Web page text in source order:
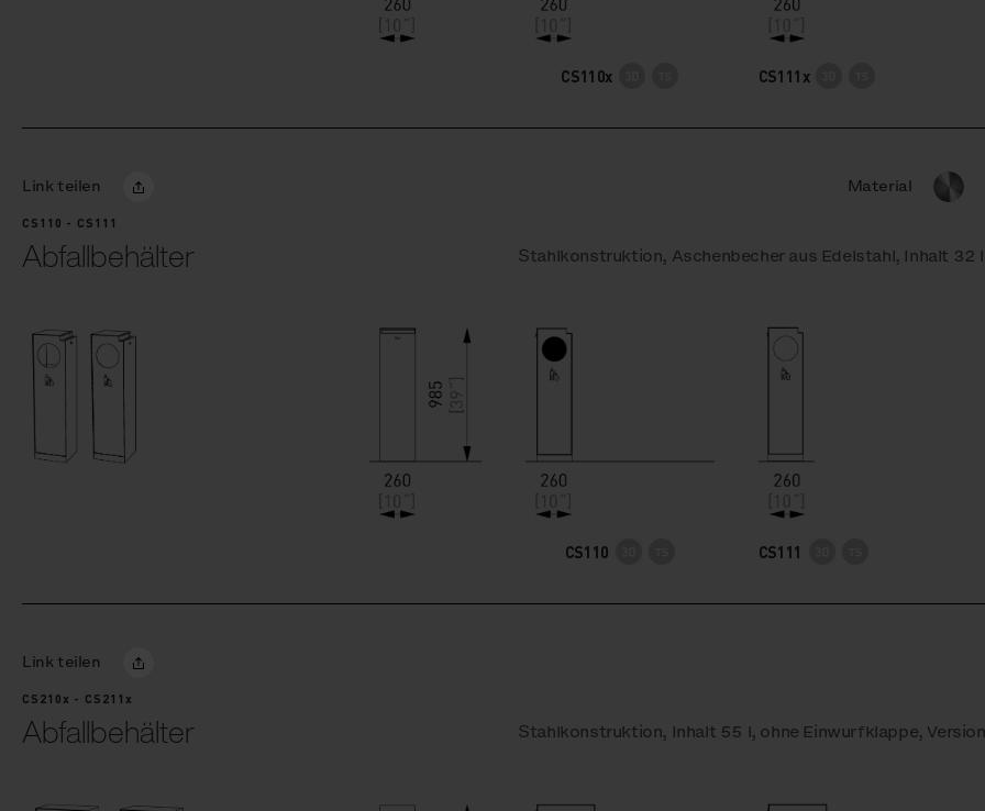
CS110x CS111x
Link teilen Material
CS110 - CS111
Abfallbehälter Stahlkonstruktion, Aschenbecher aus Edelstahl, Inhalt 32
CS110 CS111
Link teilen
CS210x - CS211x
Abfallbehälter Stahlkonstruktion, Inhalt 55 l, ohne Einwurfklappe,